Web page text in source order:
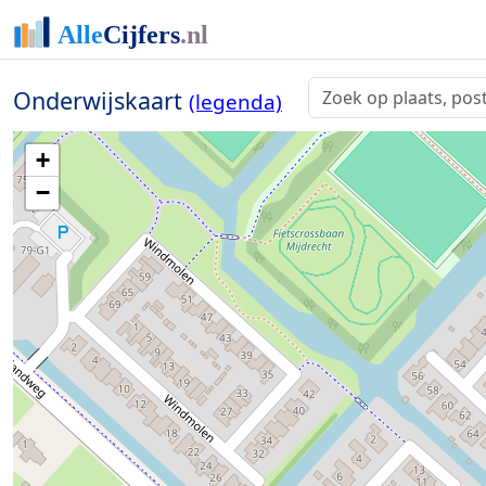
Onderwijskaart (legenda)
+
−